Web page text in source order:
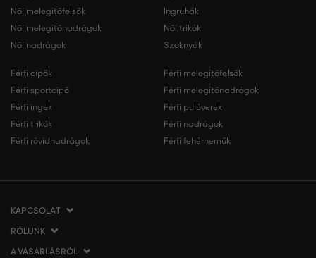
Női melegítőfelsők
Női melegítőnadrágok
Női nadrágok
Ingruhák
Női trikók
Szoknyák
Férfi cipők
Férfi sportcipő
Férfi ingek
Férfi trikók
Férfi rövidnadrágok
Férfi melegítőfelsők
Férfi melegítőnadrágok
Férfi pulóverek
Férfi nadrágok
Férfi fehérneműk
KAPCSOLAT
VERMONT Services Slovakia s. r. o.
Vlčie hrdlo 53
RÓLUNK
Cégünkről
A VÁSÁRLÁSRÓL